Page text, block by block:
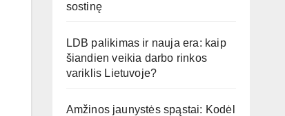
sostinę
LDB palikimas ir nauja era: kaip
šiandien veikia darbo rinkos
variklis Lietuvoje?
Amžinos jaunystės spąstai: Kodėl